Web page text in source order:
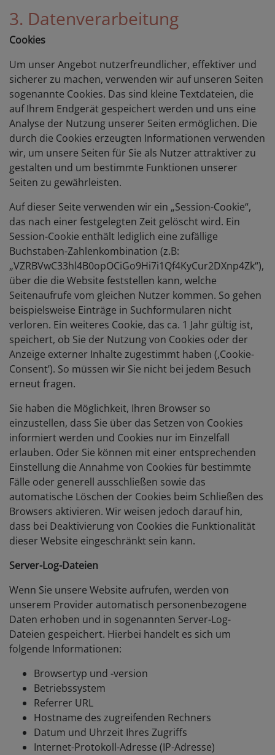
3. Datenverarbeitung
Cookies
Um unser Angebot nutzerfreundlicher, effektiver und
sicherer zu machen, verwenden wir auf unseren Seiten
sogenannte Cookies. Das sind kleine Textdateien, die
auf Ihrem Endgerät gespeichert werden und uns eine
Analyse der Nutzung unserer Seiten ermöglichen. Die
durch die Cookies erzeugten Informationen verwenden
wir, um unsere Seiten für Sie als Nutzer attraktiver zu
gestalten und um bestimmte Funktionen unserer
Seiten zu gewährleisten.
Auf dieser Seite verwenden wir ein „Session-Cookie“,
das nach einer festgelegten Zeit gelöscht wird. Ein
Session-Cookie enthält lediglich eine zufällige
Buchstaben-Zahlenkombination (z.B:
„VZRBVwC33hl4B0opOCiGo9Hi7i1Qf4KyCur2DXnp4Zk“),
über die die Website feststellen kann, welche
Seitenaufrufe vom gleichen Nutzer kommen. So gehen
beispielsweise Einträge in Suchformularen nicht
verloren. Ein weiteres Cookie, das ca. 1 Jahr gültig ist,
speichert, ob Sie der Nutzung von Cookies oder der
Anzeige externer Inhalte zugestimmt haben (‚Cookie-
Consent’). So müssen wir Sie nicht bei jedem Besuch
erneut fragen.
Sie haben die Möglichkeit, Ihren Browser so
einzustellen, dass Sie über das Setzen von Cookies
informiert werden und Cookies nur im Einzelfall
erlauben. Oder Sie können mit einer entsprechenden
Einstellung die Annahme von Cookies für bestimmte
Fälle oder generell ausschließen sowie das
automatische Löschen der Cookies beim Schließen des
Browsers aktivieren. Wir weisen jedoch darauf hin,
dass bei Deaktivierung von Cookies die Funktionalität
dieser Website eingeschränkt sein kann.
Server-Log-Dateien
Wenn Sie unsere Website aufrufen, werden von
unserem Provider automatisch personenbezogene
Daten erhoben und in sogenannten Server-Log-
Dateien gespeichert. Hierbei handelt es sich um
folgende Informationen:
Browsertyp und -version
Betriebssystem
Referrer URL
Hostname des zugreifenden Rechners
Datum und Uhrzeit Ihres Zugriffs
Internet-Protokoll-Adresse (IP-Adresse)